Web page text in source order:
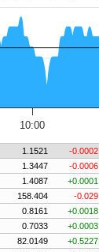
10:00
1.1521 -0.0002
1.3447 -0.0006
1.4087 +0.0001
158.404 -0.029
0.8161 +0.0018
0.7033 +0.0003
82.0149 +0.5227